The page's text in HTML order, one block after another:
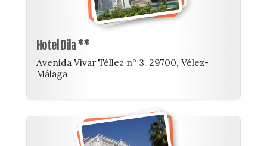
Hotel Dila **
Avenida Vivar Téllez nº 3. 29700, Vélez-
Málaga